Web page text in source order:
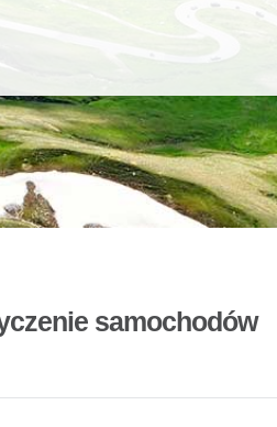
samochodów